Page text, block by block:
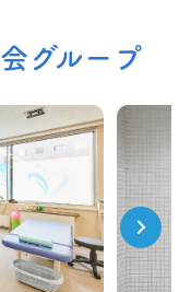
グループ